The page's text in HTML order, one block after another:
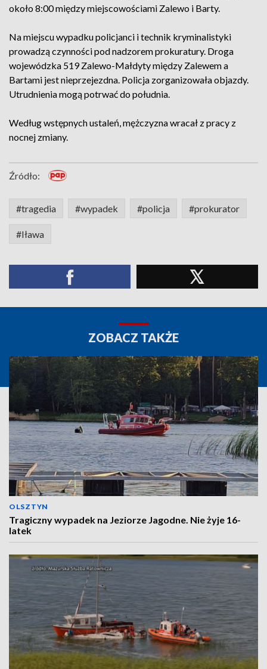
około 8:00 między miejscowościami Zalewo i Barty.
Na miejscu wypadku policjanci i technik kryminalistyki
prowadzą czynności pod nadzorem prokuratury. Droga
wojewódzka 519 Zalewo-Małdyty między Zalewem a
Bartami jest nieprzejezdna. Policja zorganizowała objazdy.
Utrudnienia mogą potrwać do południa.
Według wstępnych ustaleń, mężczyzna wracał z pracy z
nocnej zmiany.
Źródło:
#tragedia #wypadek #policja #prokurator
#Iława
ZOBACZ TAKŻE
OLSZTYN
Tragiczny wypadek na Jeziorze Jagodne. Nie żyje 16-
latek